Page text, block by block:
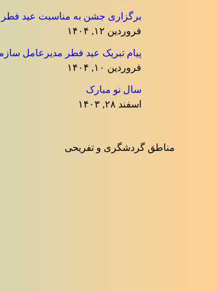
برگزاری جشن به مناسبت عید فطر
فروردین ۱۲, ۱۴۰۴
پیام تبریک عید فطر مدیرعامل
فروردین ۱۰, ۱۴۰۴
سال نو مبارک
اسفند ۲۸, ۱۴۰۳
مناطق گردشگری و تفریحی